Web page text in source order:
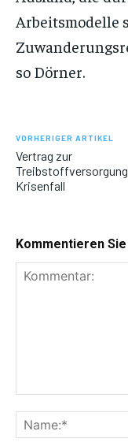
Arbeitsmodelle
so Dörner.
VORHERIGER ARTIKEL
Vertrag zur
Krisenfall
Kommentieren